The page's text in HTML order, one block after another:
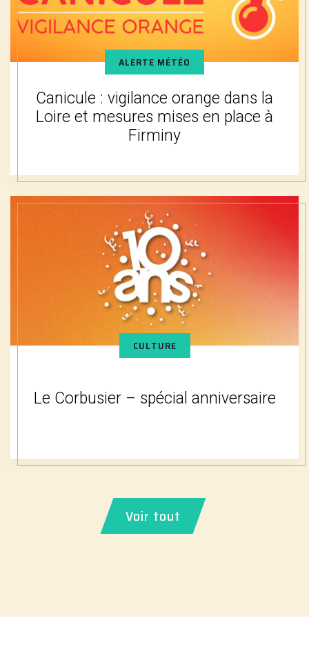
ALERTE MÉTÉO
Canicule : vigilance orange dans la
Loire et mesures mises en place à
Firminy
CULTURE
Le Corbusier – spécial anniversaire
Voir tout